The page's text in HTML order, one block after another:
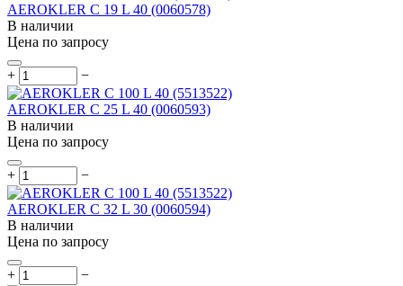
AEROKLER C 19 L 40 (0060578)
В наличии
Цена по запросу
+ −
AEROKLER C 25 L 40 (0060593)
В наличии
Цена по запросу
+ −
AEROKLER C 32 L 30 (0060594)
В наличии
Цена по запросу
+ −